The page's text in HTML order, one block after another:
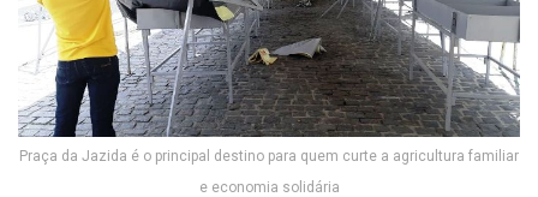
Praça da Jazida é o principal destino para quem curte a agricultura familiar
e economia solidária